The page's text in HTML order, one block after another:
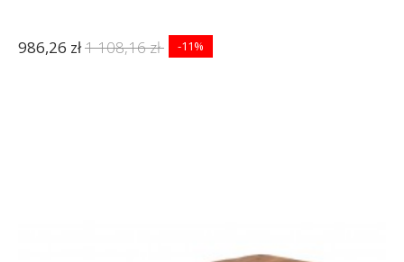
986,26 zł1 108,16 zł -11%